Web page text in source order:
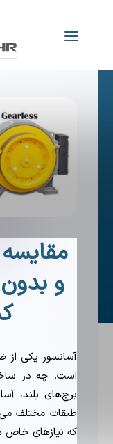
و
آسانسور یکی از
است. چه در
برج‌های بلند،
طبقات مختلف
که نیازهای خاص